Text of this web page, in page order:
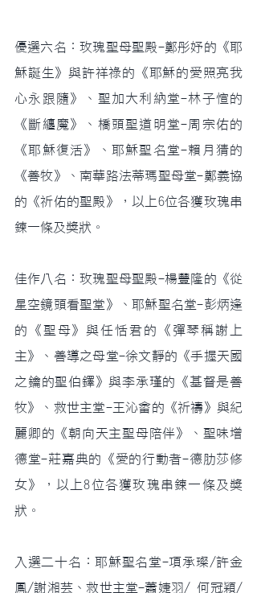
優選六名：玫瑰聖母聖殿-鄭彤妤的《耶
穌誕生》與許祥祿的《耶穌的愛照亮我
心永跟隨》、聖加大利納堂-林子愃的
《斷纏魔》、橋頭聖道明堂-周宗佑的
《耶穌復活》、耶穌聖名堂-賴月猜的
《善牧》、南華路法蒂瑪聖母堂-鄭義協
的《祈佑的聖殿》，以上6位各獲玫瑰串
鍊一條及獎狀。
佳作八名：玫瑰聖母聖殿-楊豐隆的《從
星空鏡頭看聖堂》、耶穌聖名堂-彭炳逢
的《聖母》與任恬君的《彈琴稱謝上
主》、善導之母堂-徐文靜的《手握天國
之鑰的聖伯鐸》與李承瑾的《基督是善
牧》、救世主堂-王沁畬的《祈禱》與紀
麗卿的《朝向天主聖母陪伴》、聖味增
德堂-莊嘉典的《愛的行動者-德肋莎修
女》，以上8位各獲玫瑰串鍊一條及獎
狀。
入選二十名：耶穌聖名堂-項承璨/許金
鳳/謝湘芸、救世主堂-蕭婕羽/ 何冠穎/